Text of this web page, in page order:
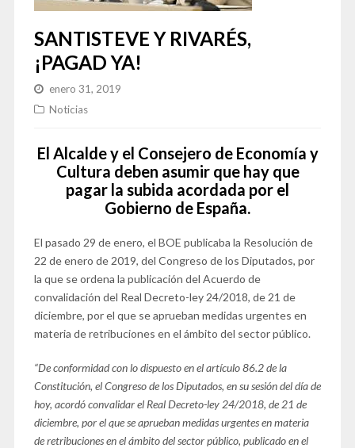
SANTISTEVE Y RIVARÉS,
¡PAGAD YA!
enero 31, 2019
Noticias
El Alcalde y el Consejero de Economía y
Cultura deben asumir que hay que
pagar la subida acordada por el
Gobierno de España.
El pasado 29 de enero, el BOE publicaba la Resolución de
22 de enero de 2019, del Congreso de los Diputados, por
la que se ordena la publicación del Acuerdo de
convalidación del Real Decreto-ley 24/2018, de 21 de
diciembre, por el que se aprueban medidas urgentes en
materia de retribuciones en el ámbito del sector público.
“De conformidad con lo dispuesto en el artículo 86.2 de la
Constitución, el Congreso de los Diputados, en su sesión del día de
hoy, acordó convalidar el Real Decreto-ley 24/2018, de 21 de
diciembre, por el que se aprueban medidas urgentes en materia
de retribuciones en el ámbito del sector público, publicado en el